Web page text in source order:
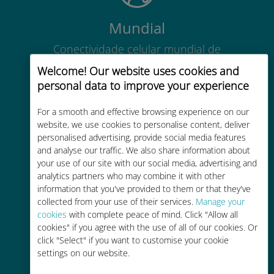
Welcome! Our website uses cookies and
personal data to improve your experience
For a smooth and effective browsing experience on our
website, we use cookies to personalise content, deliver
personalised advertising, provide social media features
and analyse our traffic. We also share information about
your use of our site with our social media, advertising and
analytics partners who may combine it with other
information that you've provided to them or that they've
collected from your use of their services. Manage your
cookies with complete peace of mind. Click "Allow all
cookies" if you agree with the use of all of our cookies. Or
click "Select" if you want to customise your cookie
settings on our website.
Mundial
Conectividade celular mundial de
alta qualidade em mais de 200
destinos
Custo-benefício
Até 90% mais barato do que as
tarifas de roaming de sua
operadora atual